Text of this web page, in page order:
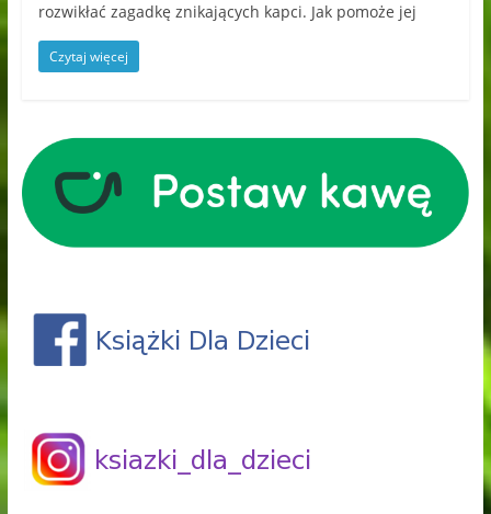
rozwikłać zagadkę znikających kapci. Jak pomoże jej
Czytaj więcej